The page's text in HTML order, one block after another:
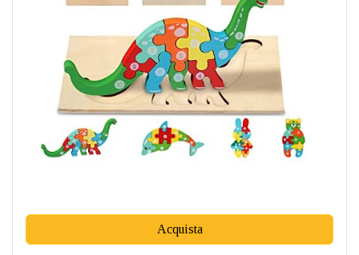
Acquista